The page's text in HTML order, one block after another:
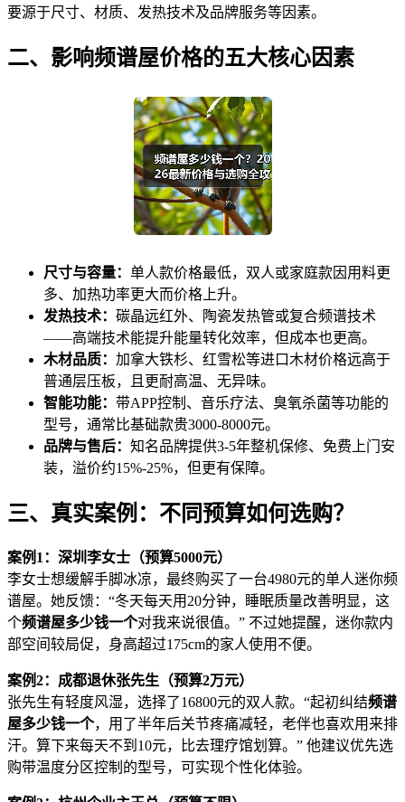
要源于尺寸、材质、发热技术及品牌服务等因素。
二、影响频谱屋价格的五大核心因素
尺寸与容量： 单人款价格最低，双人或家庭款因用料更
多、加热功率更大而价格上升。
发热技术： 碳晶远红外、陶瓷发热管或复合频谱技术
——高端技术能提升能量转化效率，但成本也更高。
木材品质： 加拿大铁杉、红雪松等进口木材价格远高于
普通层压板，且更耐高温、无异味。
智能功能： 带APP控制、音乐疗法、臭氧杀菌等功能的
型号，通常比基础款贵3000-8000元。
品牌与售后： 知名品牌提供3-5年整机保修、免费上门安
装，溢价约15%-25%，但更有保障。
三、真实案例：不同预算如何选购？
案例1：深圳李女士（预算5000元）
李女士想缓解手脚冰凉，最终购买了一台4980元的单人迷你频
谱屋。她反馈：“冬天每天用20分钟，睡眠质量改善明显，这
个频谱屋多少钱一个对我来说很值。” 不过她提醒，迷你款内
部空间较局促，身高超过175cm的家人使用不便。
案例2：成都退休张先生（预算2万元）
张先生有轻度风湿，选择了16800元的双人款。“起初纠结频谱
屋多少钱一个，用了半年后关节疼痛减轻，老伴也喜欢用来排
汗。算下来每天不到10元，比去理疗馆划算。” 他建议优先选
购带温度分区控制的型号，可实现个性化体验。